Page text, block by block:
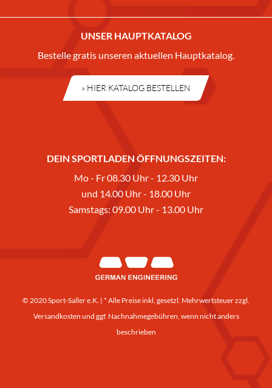
UNSER HAUPTKATALOG
Bestelle gratis unseren aktuellen Hauptkatalog.
» HIER KATALOG BESTELLEN
DEIN SPORTLADEN ÖFFNUNGSZEITEN:
Mo - Fr 08.30 Uhr - 12.30 Uhr
und 14.00 Uhr - 18.00 Uhr
Samstags: 09.00 Uhr - 13.00 Uhr
© 2020 Sport-Saller e.K. | * Alle Preise inkl. gesetzl. Mehrwertsteuer zzgl.
Versandkosten und ggf. Nachnahmegebühren, wenn nicht anders
beschrieben